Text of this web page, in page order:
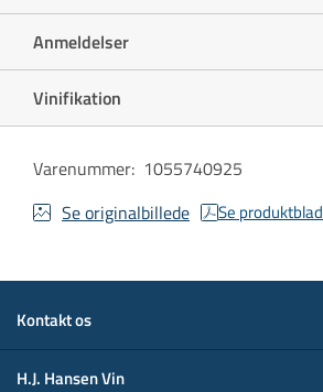
Anmeldelser
Vinifikation
Varenummer: 1055740925
Se originalbillede
Se produktblad
Kontakt os
H.J. Hansen Vin